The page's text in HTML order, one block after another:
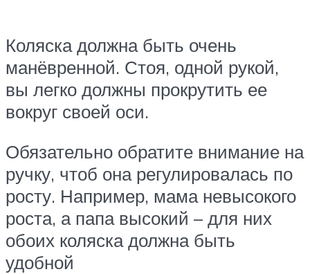
Коляска должна быть очень
манёвренной. Стоя, одной рукой,
вы легко должны прокрутить ее
вокруг своей оси.
Обязательно обратите внимание на
ручку, чтоб она регулировалась по
росту. Например, мама невысокого
роста, а папа высокий – для них
обоих коляска должна быть
удобной